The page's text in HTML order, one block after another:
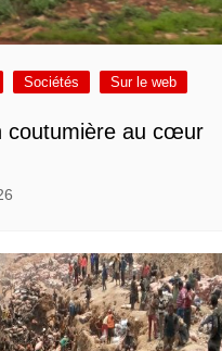
Sociétés Sur le web
coutumière au cœur